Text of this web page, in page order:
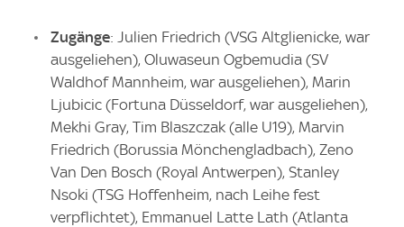
Zugänge: Julien Friedrich (VSG Altglienicke, war
ausgeliehen), Oluwaseun Ogbemudia (SV
Waldhof Mannheim, war ausgeliehen), Marin
Ljubicic (Fortuna Düsseldorf, war ausgeliehen),
Mekhi Gray, Tim Blaszczak (alle U19), Marvin
Friedrich (Borussia Mönchengladbach), Zeno
Van Den Bosch (Royal Antwerpen), Stanley
Nsoki (TSG Hoffenheim, nach Leihe fest
verpflichtet), Emmanuel Latte Lath (Atlanta